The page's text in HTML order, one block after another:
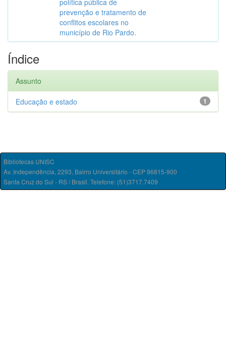
política pública de
prevenção e tratamento de
conflitos escolares no
município de Rio Pardo.
Índice
Assunto
1
Educação e estado
Bibliotecas UNISC
Av. Independência, 2293, Bairro Universitário - CEP 96815-900
Santa Cruz do Sul - RS / Brasil. Telefone: (51)3717.7409